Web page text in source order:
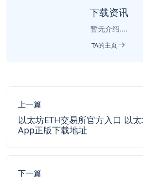
下载资讯
暂无介绍....
TA的主页
上一篇
以太坊ETH交易所官方入口 以
App正版下载地址
下一篇